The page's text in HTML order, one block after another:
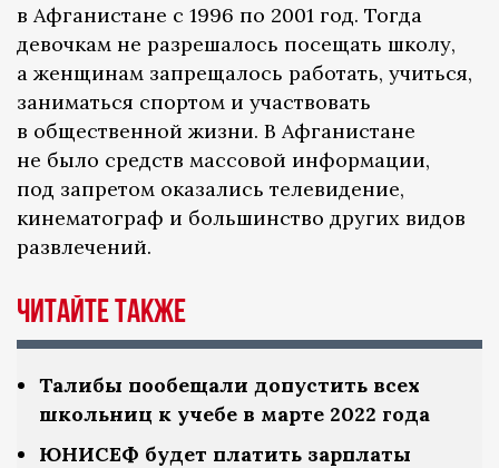
в Афганистане с 1996 по 2001 год. Тогда
девочкам не разрешалось посещать школу,
а женщинам запрещалось работать, учиться,
заниматься спортом и участвовать
в общественной жизни. В Афганистане
не было средств массовой информации,
под запретом оказались телевидение,
кинематограф и большинство других видов
развлечений.
Читайте также
Талибы пообещали допустить всех
школьниц к учебе в марте 2022 года
ЮНИСЕФ будет платить зарплаты